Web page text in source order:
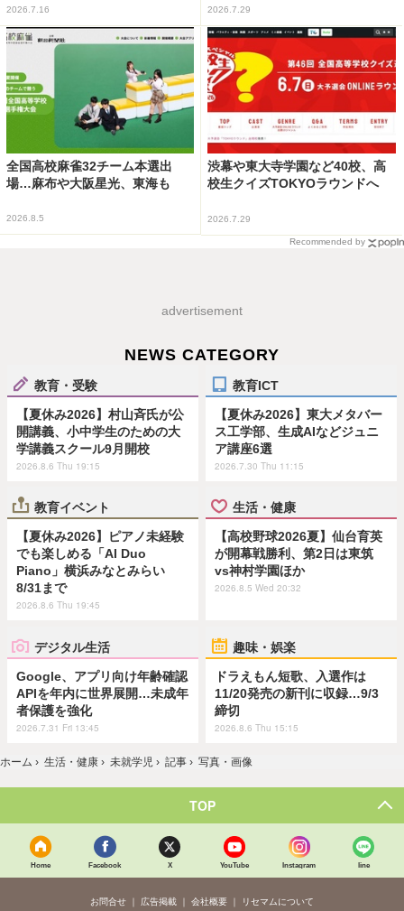
2026.7.16 2026.7.29
全国高校麻雀32チーム本選出
場…麻布や大阪星光、東海も
2026.8.5
渋幕や東大寺学園など40校、高
校生クイズTOKYOラウンドへ
2026.7.29
Recommended by
advertisement
NEWS CATEGORY
教育・受験
【夏休み2026】村山斉氏が公
開講義、小中学生のための大
学講義スクール9月開校
2026.8.6 Thu 19:15
教育ICT
【夏休み2026】東大メタバー
ス工学部、生成AIなどジュニ
ア講座6選
2026.7.30 Thu 11:15
教育イベント
【夏休み2026】ピアノ未経験
でも楽しめる「AI Duo
Piano」横浜みなとみらい
8/31まで
2026.8.6 Thu 19:45
生活・健康
【高校野球2026夏】仙台育英
が開幕戦勝利、第2日は東筑
vs神村学園ほか
2026.8.5 Wed 20:32
デジタル生活
Google、アプリ向け年齢確認
APIを年内に世界展開…未成年
者保護を強化
2026.7.31 Fri 13:45
趣味・娯楽
ドラえもん短歌、入選作は
11/20発売の新刊に収録…9/3
締切
2026.8.6 Thu 15:15
ホーム › 生活・健康 › 未就学児 › 記事 › 写真・画像
TOP
Home Facebook X YouTube Instagram line
お問合せ 広告掲載 会社概要 リセマムについて